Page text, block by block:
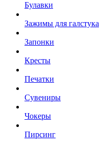
Булавки
Зажимы для галстука
Запонки
Кресты
Печатки
Сувениры
Чокеры
Пирсинг